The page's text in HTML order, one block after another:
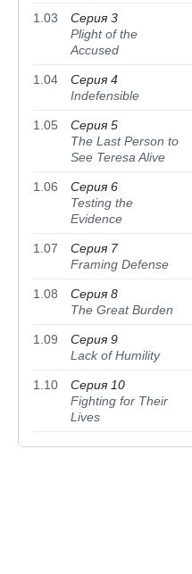
1.03
Серия 3
Plight of the
Accused
1.04
Серия 4
Indefensible
1.05
Серия 5
The Last Person to
See Teresa Alive
1.06
Серия 6
Testing the
Evidence
1.07
Серия 7
Framing Defense
1.08
Серия 8
The Great Burden
1.09
Серия 9
Lack of Humility
1.10
Серия 10
Fighting for Their
Lives